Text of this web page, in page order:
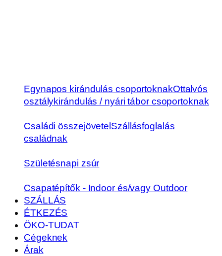
Egynapos kirándulás csoportoknakOttalvós
osztálykirándulás / nyári tábor csoportoknak
Családi összejövetel Szállásfoglalás
családnak
Születésnapi zsúr
Csapatépítők - Indoor és/vagy Outdoor
SZÁLLÁS
ÉTKEZÉS
ÖKO-TUDAT
Cégeknek
Árak